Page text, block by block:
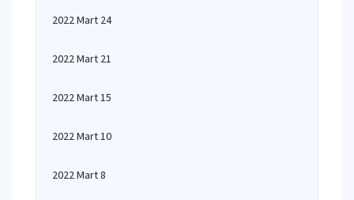
2022 Mart 24
2022 Mart 21
2022 Mart 15
2022 Mart 10
2022 Mart 8